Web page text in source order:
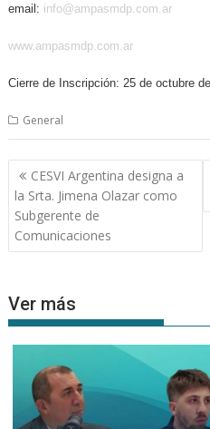
email: info@ampasmdp.com.ar
www.ampasmdp.com.ar
Cierre de Inscripción: 25 de octubre
General
Navegación
de
entradas
CESVI Argentina designa a
la Srta. Jimena Olazar como
Subgerente de
Comunicaciones
Ver más